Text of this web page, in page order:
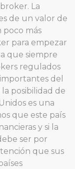
La
de un valor de
poco más
para empezar
que siempre
regulados
del
posibilidad de
es una
que este país
y si la
ser por
que sus